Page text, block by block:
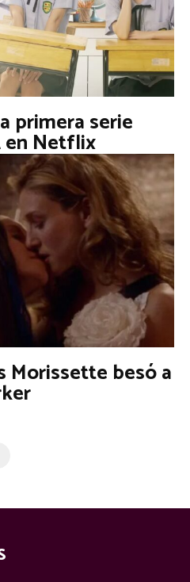
primera serie
en Netflix
Morissette besó a